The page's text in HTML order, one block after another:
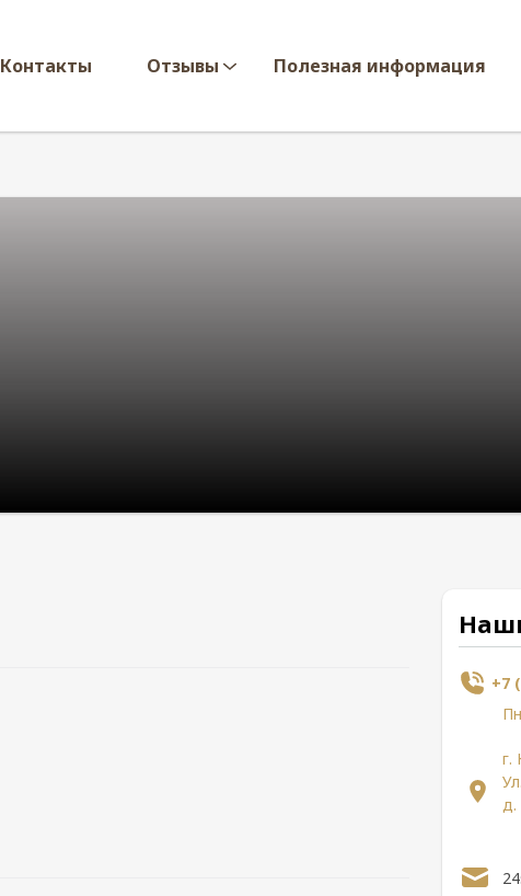
Контакты Отзывы Полезная информация
+7
г.
д.